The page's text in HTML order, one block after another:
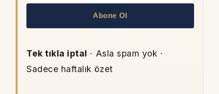
Abone Ol
Tek tıkla iptal · Asla spam yok ·
Sadece haftalık özet